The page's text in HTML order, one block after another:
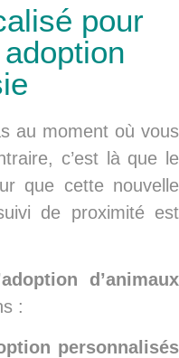
pour
au moment où vous
c’est là que le
que cette nouvelle
de proximité est
d’animaux
:
personnalisés